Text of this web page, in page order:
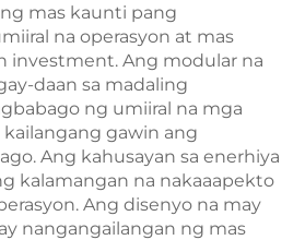
mas kaunti pang
na operasyon at mas
investment. Ang modular na
daan sa madaling
ng umiiral na mga
gawin ang
Ang kahusayan sa enerhiya
kalamangan na nakaaapekto
Ang disenyo na may
nangangailangan ng mas